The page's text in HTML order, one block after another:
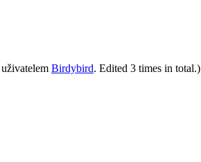
Birdybird. Edited 3 times in total.)